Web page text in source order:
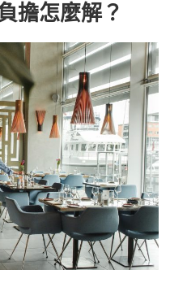
擔怎麼解？